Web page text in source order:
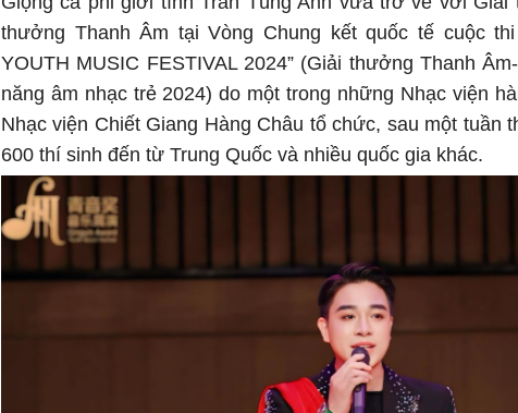
thưởng Thanh Âm tại Vòng Chung kết quốc tế cuộc thi
YOUTH MUSIC FESTIVAL 2024” (Giải thưởng Thanh
năng âm nhạc trẻ 2024) do một trong những Nhạc viện
Nhạc viện Chiết Giang Hàng Châu tổ chức, sau một tuần
600 thí sinh đến từ Trung Quốc và nhiều quốc gia khác.